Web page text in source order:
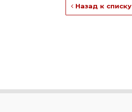
Назад к списку